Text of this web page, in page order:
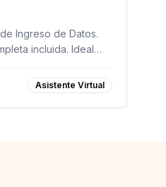
Ingreso de Datos.
incluida. Ideal
Asistente Virtual